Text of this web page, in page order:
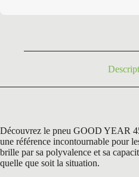
Découvrez le pneu GOOD YEAR
une référence incontournable pour
brille par sa polyvalence et sa
quelle que soit la situation.